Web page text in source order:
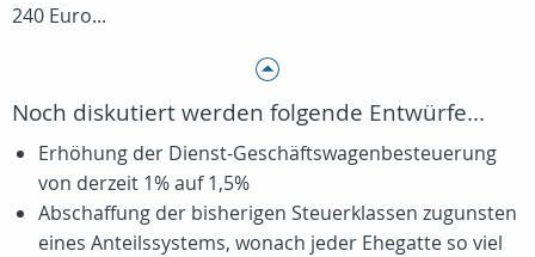
240 Euro...
Noch diskutiert werden folgende Entwürfe...
Erhöhung der Dienst-Geschäftswagenbesteuerung
von derzeit 1% auf 1,5%
Abschaffung der bisherigen Steuerklassen zugunsten
eines Anteilssystems, wonach jeder Ehegatte so viel